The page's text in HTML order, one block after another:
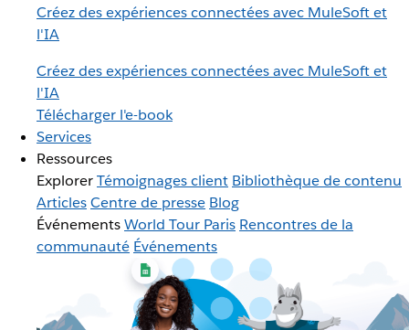
Créez des expériences connectées avec MuleSoft et
l'IA
Créez des expériences connectées avec MuleSoft et
l'IA
Télécharger l'e-book
Services
Ressources
ExplorerTémoignages client Bibliothèque de contenu
ArticlesCentre de presse Blog
ÉvénementsWorld Tour Paris Rencontres de la
communauté Événements